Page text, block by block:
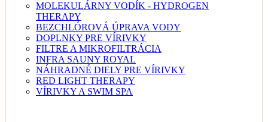
MOLEKULÁRNY VODÍK - HYDROGEN
THERAPY
BEZCHLÓROVÁ ÚPRAVA VODY
DOPLNKY PRE VÍRIVKY
FILTRE A MIKROFILTRÁCIA
INFRA SAUNY ROYAL
NÁHRADNÉ DIELY PRE VÍRIVKY
RED LIGHT THERAPY
VÍRIVKY A SWIM SPA